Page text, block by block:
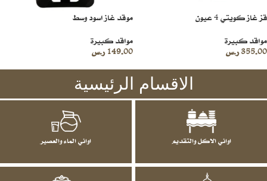
قز غاز كويتي 4 عيون
مواقد كبيرة
355.00ر.س
موقد غاز اسود وسط
مواقد كبيرة
149.00 ر.س
الاقسام الرئيسية
اواني الاكل والتقديم اواني الماء والعصير